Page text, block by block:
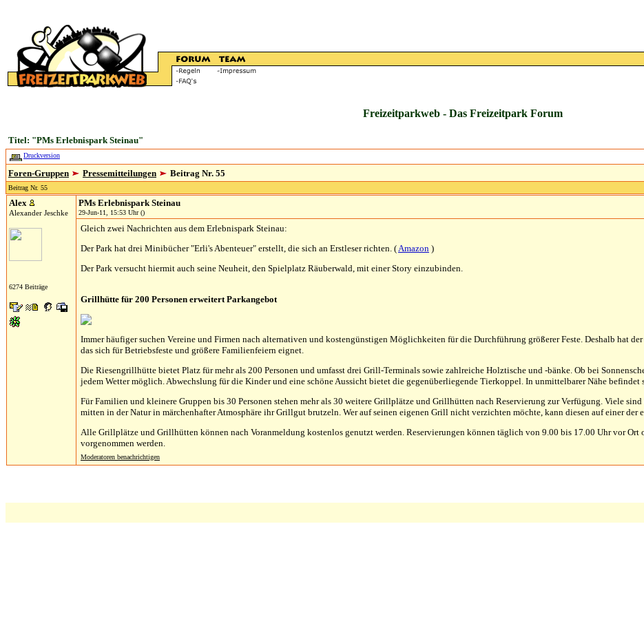
Freizeitparkweb - Das Freizeitpark Forum
Titel: "PMs Erlebnispark Steinau"
Druckversion
Foren-Gruppen Pressemitteilungen Beitrag Nr. 55
Beitrag Nr. 55
Alex
Alexander Jeschke
6274 Beiträge
PMs Erlebnispark Steinau
29-Jun-11, 15:53 Uhr ()
Gleich zwei Nachrichten aus dem Erlebnispark Steinau:
Der Park hat drei Minibücher "Erli's Abenteuer" erstellt, die sich an Erstleser richten. (Amazon )
Der Park versucht hiermit auch seine Neuheit, den Spielplatz Räuberwald, mit einer Story einzubinden.
Grillhütte für 200 Personen erweitert Parkangebot
Immer häufiger suchen Vereine und Firmen nach alternativen und kostengünstigen Möglichkeiten für die Durchführung größerer Feste. Deshalb hat
das sich für Betriebsfeste und größere Familienfeiern eignet.
Die Riesengrillhütte bietet Platz für mehr als 200 Personen und umfasst drei Grill-Terminals sowie zahlreiche Holztische und -bänke. Ob bei
jedem Wetter möglich. Abwechslung für die Kinder und eine schöne Aussicht bietet die gegenüberliegende Tierkoppel. In unmittelbarer Nähe befindet
Für Familien und kleinere Gruppen bis 30 Personen stehen mehr als 30 weitere Grillplätze und Grillhütten nach Reservierung zur Verfügung. Viele
mitten in der Natur in märchenhafter Atmosphäre ihr Grillgut brutzeln. Wer auf seinen eigenen Grill nicht verzichten möchte, kann diesen auf einer der
Alle Grillplätze und Grillhütten können nach Voranmeldung kostenlos genutzt werden. Reservierungen können täglich von 9.00 bis 17.00 Uhr vor Ort
vorgenommen werden.
Moderatoren benachrichtigen